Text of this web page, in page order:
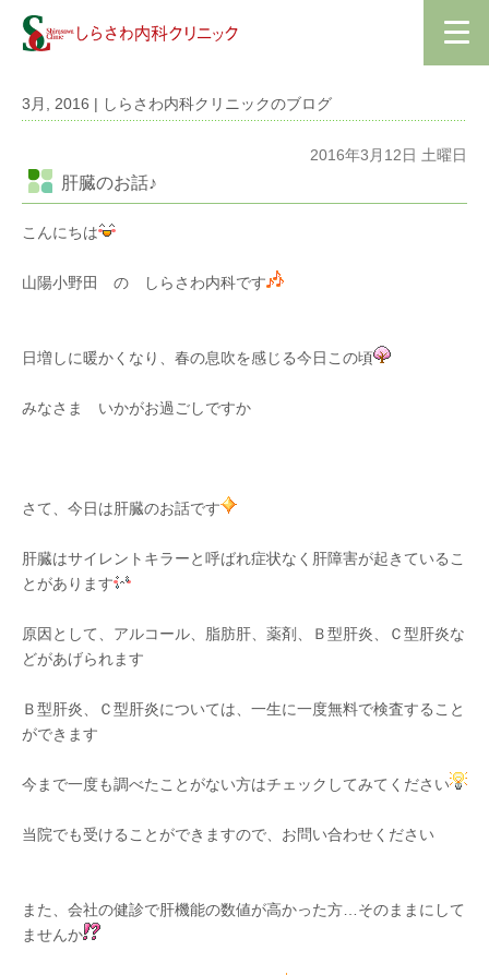
3月, 2016 | しらさわ内科クリニックのブログ
2016年3月12日 土曜日
肝臓のお話♪
こんにちは
山陽小野田 の しらさわ内科です
日増しに暖かくなり、春の息吹を感じる今日この頃
みなさま いかがお過ごしですか
さて、今日は肝臓のお話です
肝臓はサイレントキラーと呼ばれ症状なく肝障害が起きているこ
とがあります
原因として、アルコール、脂肪肝、薬剤、Ｂ型肝炎、Ｃ型肝炎な
どがあげられます
Ｂ型肝炎、Ｃ型肝炎については、一生に一度無料で検査すること
ができます
今まで一度も調べたことがない方はチェックしてみてください
当院でも受けることができますので、お問い合わせください
また、会社の健診で肝機能の数値が高かった方…そのままにして
ませんか